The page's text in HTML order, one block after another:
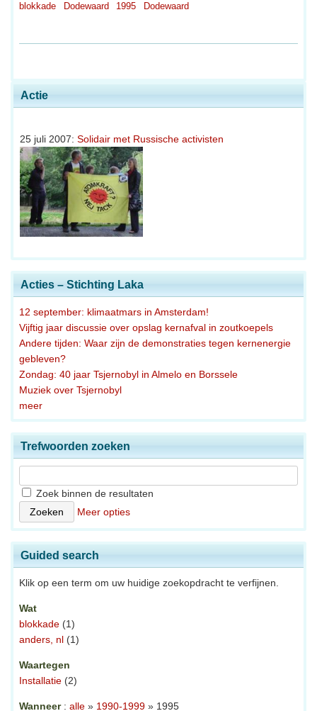
Actie
25 juli 2007: Solidair met Russische activisten
Acties – Stichting Laka
12 september: klimaatmars in Amsterdam!
Vijftig jaar discussie over opslag kernafval in zoutkoepels
Andere tijden: Waar zijn de demonstraties tegen kernenergie
gebleven?
Zondag: 40 jaar Tsjernobyl in Almelo en Borssele
Muziek over Tsjernobyl
meer
blokkade
Dodewaard 1995 Dodewaard
Trefwoorden zoeken
Zoek binnen de resultaten
Meer opties
Guided search
Klik op een term om uw huidige zoekopdracht te verfijnen.
Wat
blokkade (1)
anders, nl (1)
Waartegen
Installatie (2)
Wanneer : alle » 1990-1999 » 1995